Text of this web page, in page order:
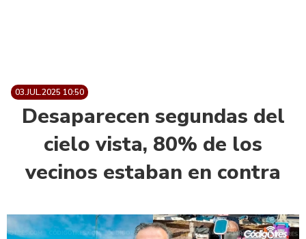
03.JUL.2025 10:50
Desaparecen segundas del
cielo vista, 80% de los
vecinos estaban en contra